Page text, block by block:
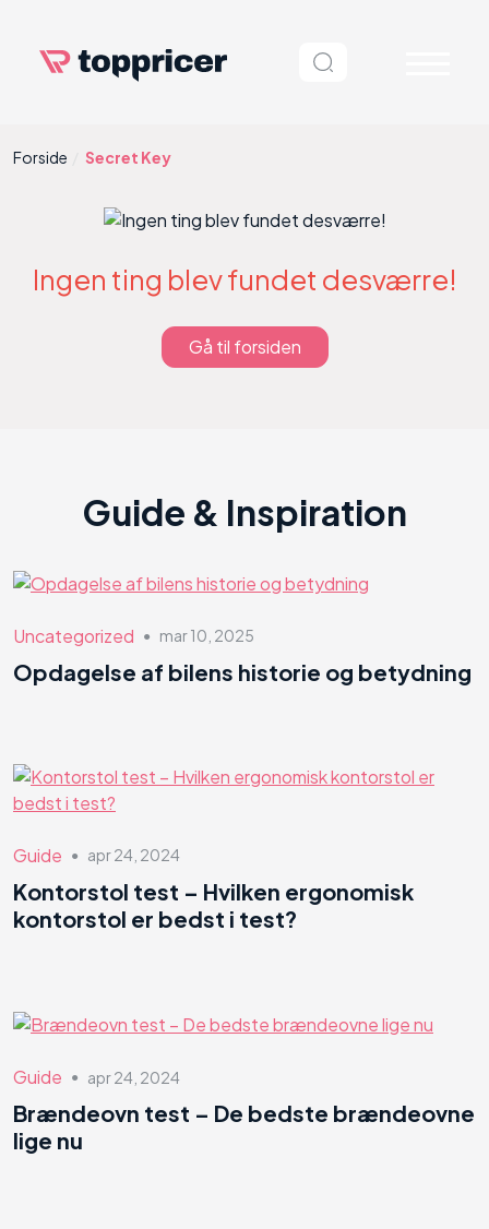
Forside Secret Key
Ingen ting blev fundet desværre!
Gå til forsiden
Guide & Inspiration
Uncategorized ● mar 10, 2025
Opdagelse af bilens historie og betydning
Guide ● apr 24, 2024
Kontorstol test – Hvilken ergonomisk
kontorstol er bedst i test?
Guide ● apr 24, 2024
Brændeovn test – De bedste brændeovne
lige nu